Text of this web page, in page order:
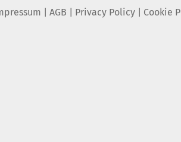
AGB Privacy Policy| Cookie